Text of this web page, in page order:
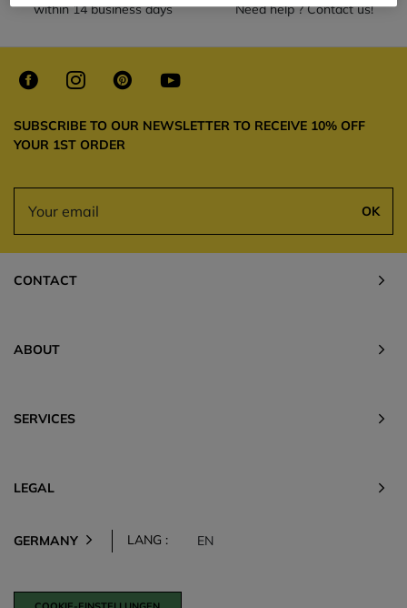
within 14 business days
Need help ? Contact us!
SUBSCRIBE TO OUR NEWSLETTER TO RECEIVE 10% OFF
YOUR 1ST ORDER
OK
CONTACT
ABOUT
SERVICES
LEGAL
GERMANY LANG : EN